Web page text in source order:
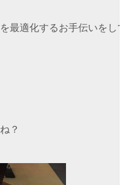
最適化するお手伝いをして
？